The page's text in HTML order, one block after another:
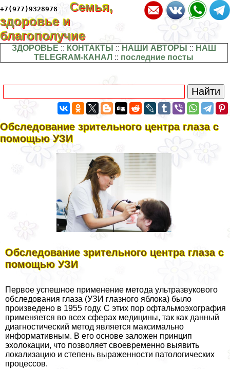
+7(977)9328978
Семья,
здоровье и
благополучие
ЗДОРОВЬЕ :: КОНТАКТЫ :: НАШИ АВТОРЫ :: НАШ
TELEGRAM-КАНАЛ :: последние посты
Обследование зрительного центра глаза с
помощью УЗИ
Обследование зрительного центра глаза с
помощью УЗИ
Первое успешное применение метода ультразвукового
обследования глаза (УЗИ глазного яблока) было
произведено в 1955 году. С этих пор офтальмоэхография
применяется во всех сферах медицины, так как данный
диагностический метод является максимально
информативным. В его основе заложен принцип
эхолокации, что позволяет своевременно выявить
локализацию и степень выраженности патологических
процессов.